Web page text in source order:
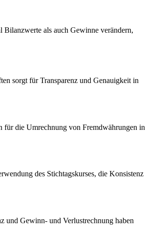
als auch Gewinne verändern,
sorgt für Transparenz und Genauigkeit in
für die Umrechnung von Fremdwährungen in
des Stichtagskurses, die Konsistenz
und Gewinn- und Verlustrechnung haben